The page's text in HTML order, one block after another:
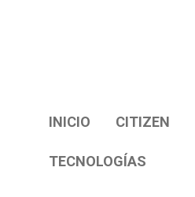
INICIO CITIZEN
TECNOLOGÍAS